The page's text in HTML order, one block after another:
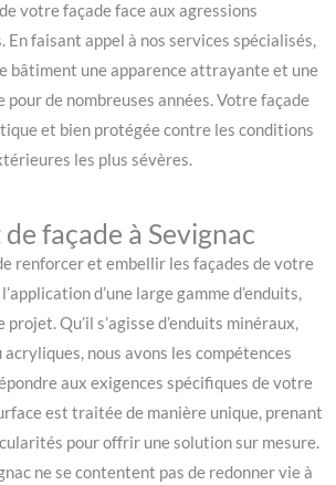
votre façade face aux agressions
faisant appel à nos services spécialisés,
bâtiment une apparence attrayante et une
de nombreuses années. Votre façade
et bien protégée contre les conditions
les plus sévères.
façade à Sevignac
renforcer et embellir les façades de votre
d’une large gamme d’enduits,
projet. Qu’il s’agisse d’enduits minéraux,
nous avons les compétences
aux exigences spécifiques de votre
est traitée de manière unique, prenant
pour offrir une solution sur mesure.
ne se contentent pas de redonner vie à